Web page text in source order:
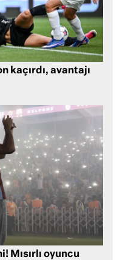
kaçırdı, avantajı
Mısırlı oyuncu